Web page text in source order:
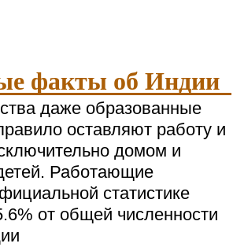
факты об Индии
даже образованные
оставляют работу и
домом и
Работающие
статистике
от общей численности